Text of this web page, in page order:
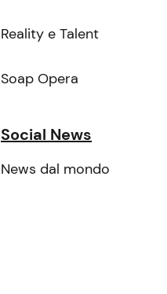
Reality e Talent
Soap Opera
Social News
News dal mondo